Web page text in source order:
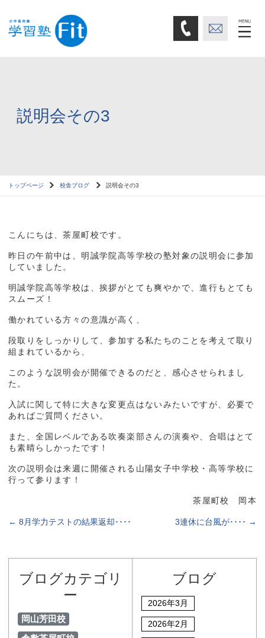
説明会その3
トップページ 校舎ブログ 説明会その3
こんにちは、茶屋町校です。
昨日の午前中は、明誠学院高等学校の塾対象の説明会に参加
していました。
明誠学院高等学校は、挨拶がとても爽やかで、進行もとても
スムーズ！
働かれている方々の意識が高く、
段取りをしっかりして、参加する私たちのことを考えて取り
組まれているから、
このような説明会が開催できるのだと、感心させられまし
た。
入試に関して特に大きな変更点はないみたいですが、必要で
あればご質問ください。
また、全国レベルである吹奏楽部さんの演奏や、合唱はとて
も素晴らしかったです！
次の説明会は来週に開催される山陽女子中学校・高等学校に
行って参ります！
茶屋町校 岡本
← 8月学力テストの結果返却････ 3連休に台風が････ →
ブログカテゴリ
ー
岡山芳田校
ブログ
2026年3月
2026年2月